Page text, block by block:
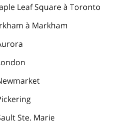
Leaf Square à Toronto
à Markham
Ste. Marie